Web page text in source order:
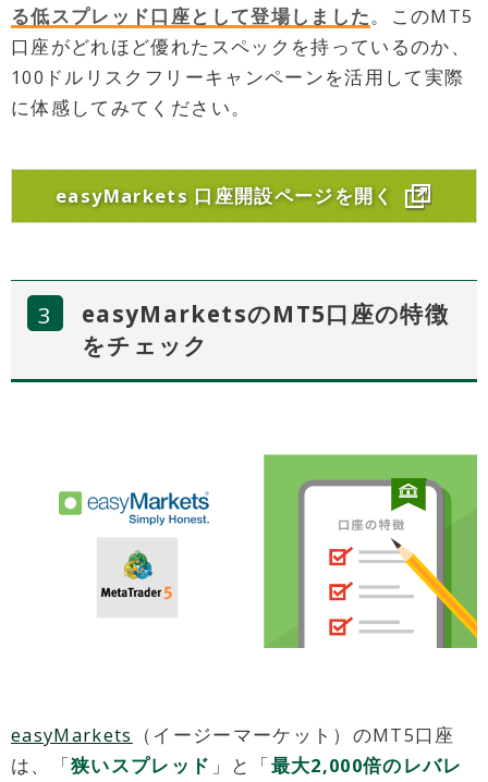
る低スプレッド口座として登場しました。このMT5
口座がどれほど優れたスペックを持っているのか、
100ドルリスクフリーキャンペーンを活用して実際
に体感してみてください。
easyMarkets 口座開設ページを開く
easyMarketsのMT5口座の特徴
をチェック
easyMarkets
（イージーマーケット）のMT5口座
は、「狭いスプレッド 」と「最大2,000倍のレバレ